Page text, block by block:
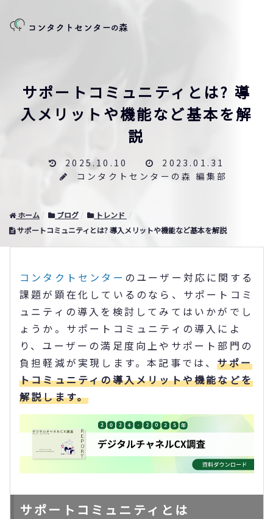
サポートコミュニティとは? 導
入メリットや機能など基本を解
説
2025.10.10
2023.01.31
コンタクトセンターの森 編集部
ホーム ブログ
トレンド
サポートコミュニティとは? 導入メリットや機能など基本を解説
コンタクトセンター のユーザー対応に関する
課題が顕在化しているのなら、サポートコミ
ュニティの導入を検討してみてはいかがでし
ょうか。サポートコミュニティの導入によ
り、ユーザーの満足度向上やサポート部門の
負担軽減が実現します。本記事では、サポー
トコミュニティの導入メリットや機能などを
解説します。
サポートコミュニティとは